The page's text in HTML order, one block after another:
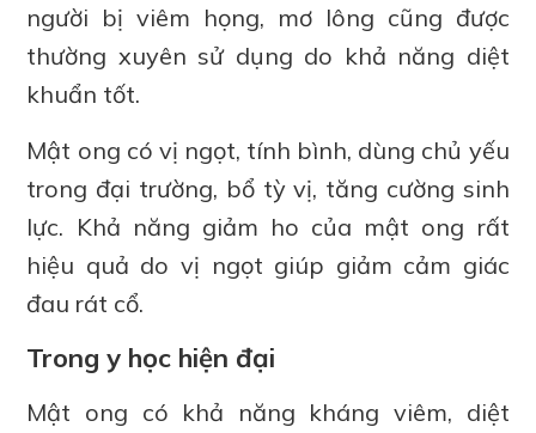
người bị viêm họng, mơ lông cũng được
thường xuyên sử dụng do khả năng diệt
khuẩn tốt.
Mật ong có vị ngọt, tính bình, dùng chủ yếu
trong đại trường, bổ tỳ vị, tăng cường sinh
lực. Khả năng giảm ho của mật ong rất
hiệu quả do vị ngọt giúp giảm cảm giác
đau rát cổ.
Trong y học hiện đại
Mật ong có khả năng kháng viêm, diệt